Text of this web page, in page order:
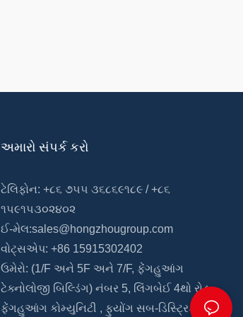
અમારો સંપર્ક કરો
ટેલિફોન: +૮૬ ૭૫૫ ૩૬૮૬૯૧૮૯ / +૮૬
૧૫૯૧૫૩૦૨૪૦૨
ઈ-મેલ:sales@hongzhougroup.com
વોટ્સએપ: +86 15915302402
ઉમેરો: (1/F અને 5F અને 7/F, ફેંગહુઆંગ
ટેક્નોલોજી બિલ્ડિંગ)નંબર 5, લિંગબેઈ 4થો રોડ,
ફેંગહુઆંગ કોમ્યુનિટી , ફુયોંગ સબ-ડિસ્ટ્રિક્ટ,